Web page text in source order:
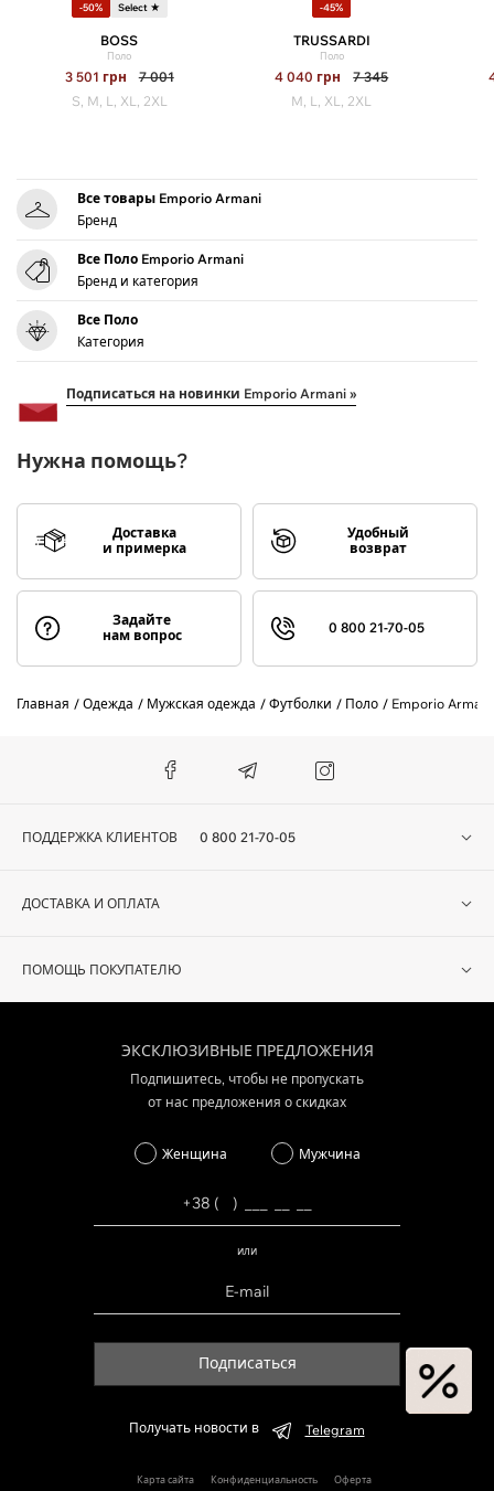
-50% Select ★
BOSS
Поло
3 501 грн
7 001
S, M, L, XL, 2XL
-45%
TRUSSARDI
Поло
4 040 грн
7 345
M, L, XL, 2XL
Все товары Emporio Armani
Бренд
Все Поло Emporio Armani
Бренд и категория
Все Поло
Категория
Подписаться на новинки Emporio Armani »
Нужна помощь?
Доставка
и примерка
Удобный
возврат
Задайте
нам вопрос
0 800 21-70-05
Главная Одежда Мужская одежда Футболки Поло Emporio Armani
ПОДДЕРЖКА КЛИЕНТОВ 0 800 21-70-05
ДОСТАВКА И ОПЛАТА
ПОМОЩЬ ПОКУПАТЕЛЮ
ЭКСКЛЮЗИВНЫЕ ПРЕДЛОЖЕНИЯ
Подпишитесь, чтобы не пропускать
от нас предложения о скидках
Женщина Мужчина
или
Подписаться
Получать новости в Telegram
Карта сайта Конфиденциальность Оферта